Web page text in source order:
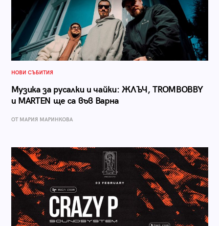
НОВИ СЪБИТИЯ
Музика за русалки и чайки: ЖЛЪЧ, TROMBOBBY
и MARTEN ще са във Варна
ОТ МАРИЯ МАРИНКОВА